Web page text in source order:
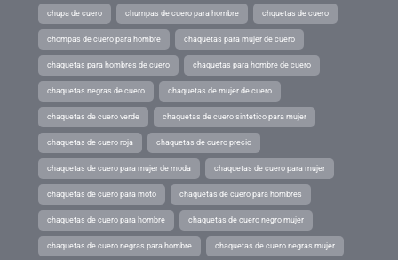
chupa de cuero chumpas de cuero para hombre chquetas de cuero
chompas de cuero para hombre chaquetas para mujer de cuero
chaquetas para hombres de cuero chaquetas para hombre de cuero
chaquetas negras de cuero chaquetas de mujer de cuero
chaquetas de cuero verde chaquetas de cuero sintetico para mujer
chaquetas de cuero roja chaquetas de cuero precio
chaquetas de cuero para mujer de moda chaquetas de cuero para mujer
chaquetas de cuero para moto chaquetas de cuero para hombres
chaquetas de cuero para hombre chaquetas de cuero negro mujer
chaquetas de cuero negras para hombre chaquetas de cuero negras mujer